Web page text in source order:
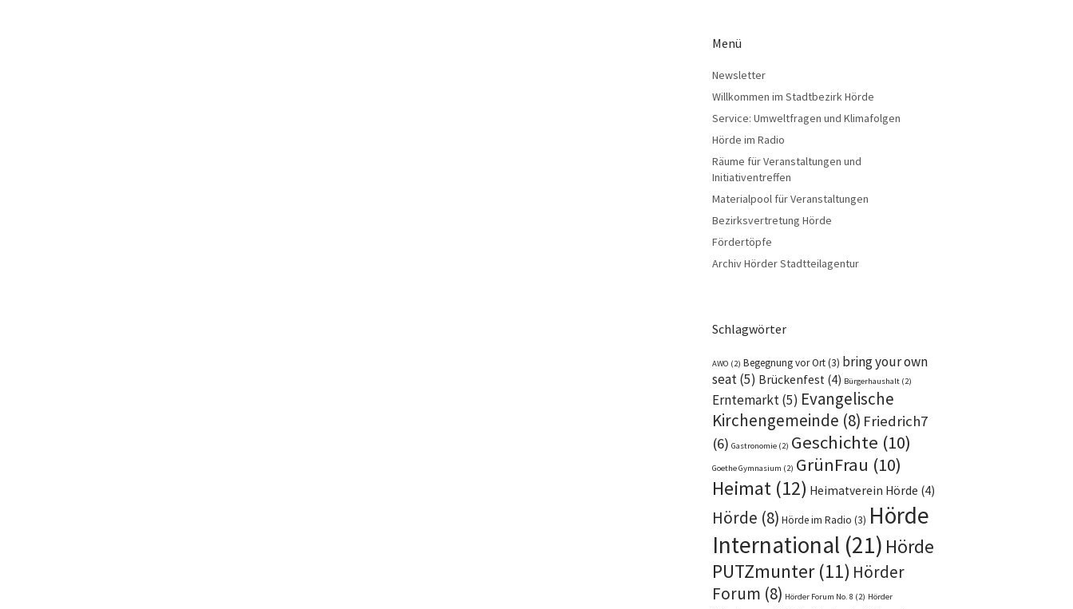
Menü
Newsletter
Willkommen im Stadtbezirk Hörde
Service: Umweltfragen und Klimafolgen
Hörde im Radio
Räume für Veranstaltungen und
Initiativentreffen
Materialpool für Veranstaltungen
Bezirksvertretung Hörde
Fördertöpfe
Archiv Hörder Stadtteilagentur
Schlagwörter
AWO (2) Begegnung vor Ort(3) bring your own
seat(5) Brückenfest (4) Bürgerhaushalt (2)
Erntemarkt(5) Evangelische
Kirchengemeinde (8) Friedrich7
(6) Gastronomie (2) Geschichte (10)
Goethe Gymnasium (2) GrünFrau (10)
Heimat (12) Heimatverein Hörde (4)
Hörde (8) Hörde im Radio (3) Hörde
International (21) Hörde
PUTZmunter(11) Hörder
Forum (8) Hörder Forum No. 8 (2) Hörder